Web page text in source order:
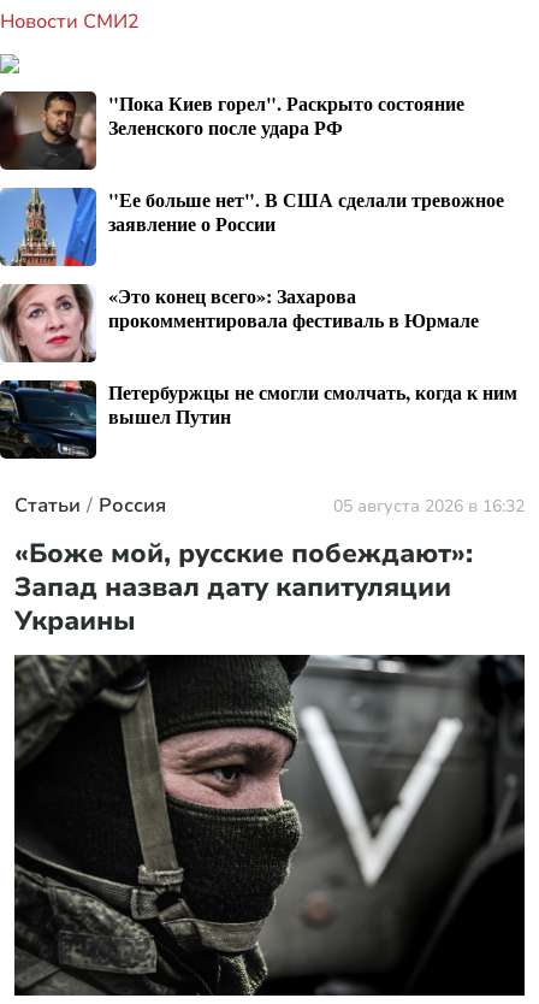
Новости СМИ2
"Пока Киев горел". Раскрыто состояние
Зеленского после удара РФ
"Ее больше нет". В США сделали тревожное
заявление о России
«Это конец всего»: Захарова
прокомментировала фестиваль в Юрмале
Петербуржцы не смогли смолчать, когда к ним
вышел Путин
Статьи Россия 05 августа 2026 в 16:32
«Боже мой, русские побеждают»:
Запад назвал дату капитуляции
Украины